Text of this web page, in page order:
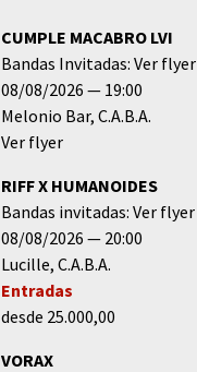
CUMPLE MACABRO LVI
Bandas Invitadas: Ver flyer
08/08/2026
19:00
Melonio Bar C.A.B.A.
Ver flyer
RIFF X HUMANOIDES
Bandas invitadas: Ver flyer
08/08/2026
20:00
Lucille C.A.B.A.
Entradas
desde 25.000,00
VORAX